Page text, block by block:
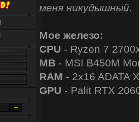
меня никудышный.
Мое железо:
CPU - Ryzen 7
MB - MSI B450M
RAM - 2x16 ADATA
GPU - Palit RTX